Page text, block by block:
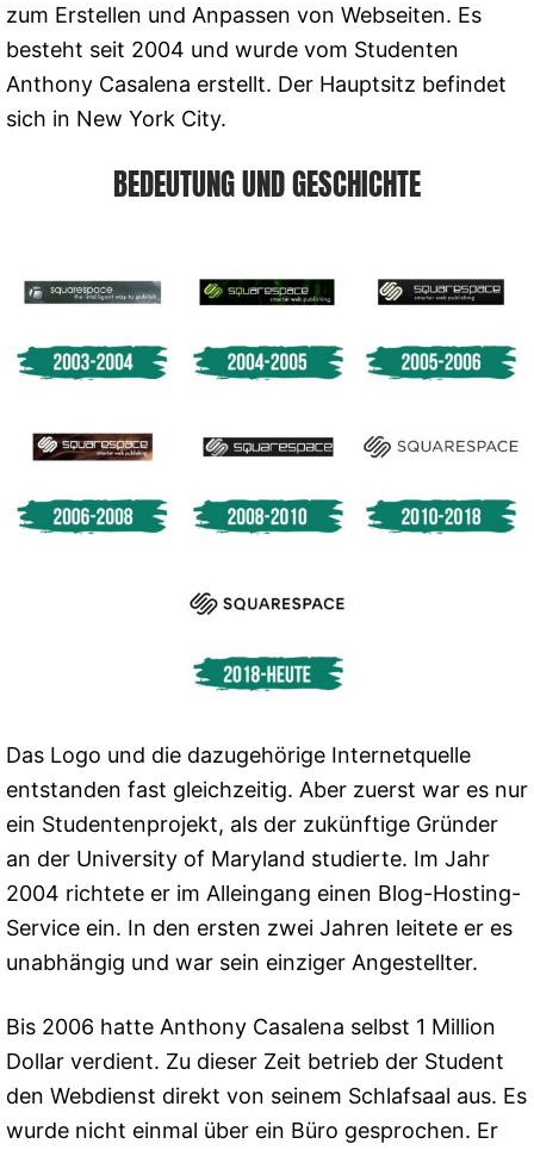
zum Erstellen und Anpassen von Webseiten. Es
besteht seit 2004 und wurde vom Studenten
Anthony Casalena erstellt. Der Hauptsitz befindet
sich in New York City.
BEDEUTUNG UND GESCHICHTE
Das Logo und die dazugehörige Internetquelle
entstanden fast gleichzeitig. Aber zuerst war es nur
ein Studentenprojekt, als der zukünftige Gründer
an der University of Maryland studierte. Im Jahr
2004 richtete er im Alleingang einen Blog-Hosting-
Service ein. In den ersten zwei Jahren leitete er es
unabhängig und war sein einziger Angestellter.
Bis 2006 hatte Anthony Casalena selbst 1 Million
Dollar verdient. Zu dieser Zeit betrieb der Student
den Webdienst direkt von seinem Schlafsaal aus. Es
wurde nicht einmal über ein Büro gesprochen. Er